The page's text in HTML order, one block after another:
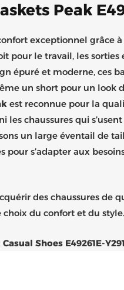
Peak
exceptionnel grâce
pour le travail, les
épuré et moderne, ces
un short pour un look
est reconnue pour la
chaussures qui
un large éventail de
pour s’adapter aux
des chaussures de
choix du confort et du
Casual Shoes E49261E-Y291